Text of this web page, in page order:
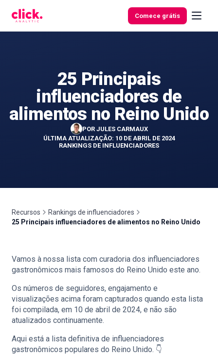
Comece grátis
Funcionalidades
Ferramentas
gratuitas
🇵🇹PT
25 Principais
influenciadores de
alimentos no Reino Unido
POR JULES CARMAUX
ÚLTIMA ATUALIZAÇÃO: 10 DE ABRIL DE 2024
RANKINGS DE INFLUENCIADORES
Recursos
Rankings de influenciadores
25 Principais influenciadores de alimentos no Reino Unido
Vamos à nossa lista com curadoria dos influenciadores
gastronômicos mais famosos do Reino Unido este ano.
Os números de seguidores, engajamento e
visualizações acima foram capturados quando esta lista
foi compilada, em 10 de abril de 2024, e não são
atualizados continuamente.
Aqui está a lista definitiva de influenciadores
gastronômicos populares do Reino Unido. 👇